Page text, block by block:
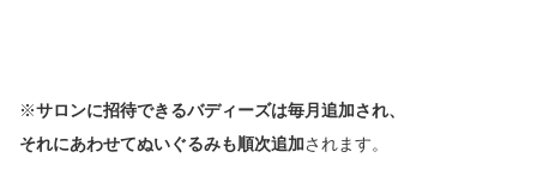
※サロンに招待できるバディーズは毎月追加され、
それにあわせてぬいぐるみも順次追加されます。